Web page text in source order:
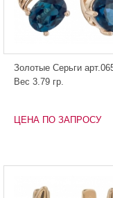
Золотые Серьги
Вес 3.79 гр.
ЦЕНА ПО ЗАПРОСУ